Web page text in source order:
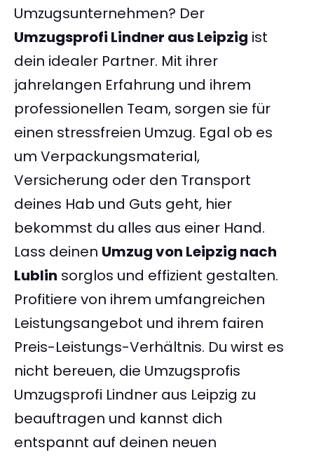
Umzugsunternehmen? Der
Umzugsprofi Lindner aus Leipzig ist
dein idealer Partner. Mit ihrer
jahrelangen Erfahrung und ihrem
professionellen Team, sorgen sie für
einen stressfreien Umzug. Egal ob es
um Verpackungsmaterial,
Versicherung oder den Transport
deines Hab und Guts geht, hier
bekommst du alles aus einer Hand.
Lass deinen Umzug von Leipzig nach
Lublin sorglos und effizient gestalten.
Profitiere von ihrem umfangreichen
Leistungsangebot und ihrem fairen
Preis-Leistungs-Verhältnis. Du wirst es
nicht bereuen, die Umzugsprofis
Umzugsprofi Lindner aus Leipzig zu
beauftragen und kannst dich
entspannt auf deinen neuen